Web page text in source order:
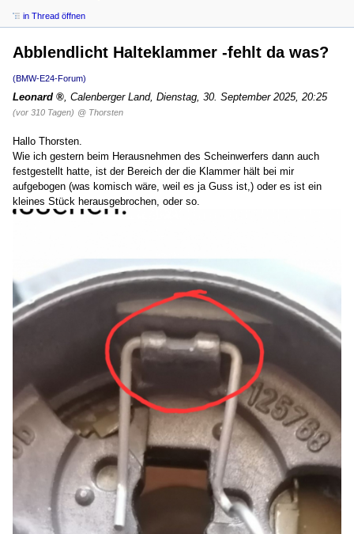
in Thread öffnen
Abblendlicht Halteklammer -fehlt da was?
(BMW-E24-Forum)
Leonard Calenberger Land, Dienstag, 30. September 2025, 20:25
(vor 310 Tagen) @ Thorsten
Hallo Thorsten.
Wie ich gestern beim Herausnehmen des Scheinwerfers dann auch
festgestellt hatte, ist der Bereich der die Klammer hält bei mir
aufgebogen (was komisch wäre, weil es ja Guss ist,) oder es ist ein
kleines Stück herausgebrochen, oder so.